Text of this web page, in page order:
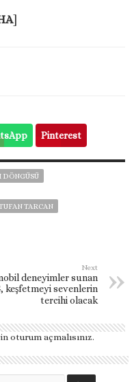
]
Pinterest
TARCAN
Next
deneyimler sunan
keşfetmeyi sevenlerin
tercihi olacak
oturum açmalısınız.